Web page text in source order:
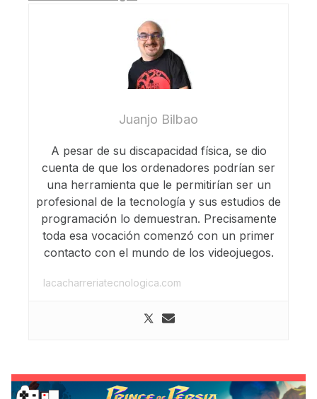
Juanjo Bilbao
A pesar de su discapacidad física, se dio
cuenta de que los ordenadores podrían ser
una herramienta que le permitirían ser un
profesional de la tecnología y sus estudios de
programación lo demuestran. Precisamente
toda esa vocación comenzó con un primer
contacto con el mundo de los videojuegos.
lacacharreriatecnologica.com